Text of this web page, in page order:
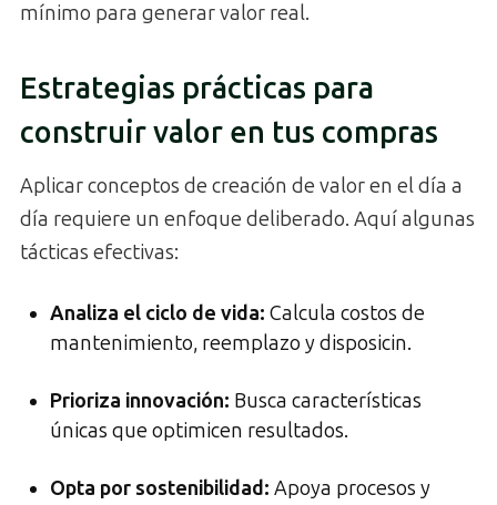
mínimo para generar valor real.
Estrategias prácticas para
construir valor en tus compras
Aplicar conceptos de creación de valor en el día a
día requiere un enfoque deliberado. Aquí algunas
tácticas efectivas:
Analiza el ciclo de vida: Calcula costos de
mantenimiento, reemplazo y disposicin.
Prioriza innovación: Busca características
únicas que optimicen resultados.
Opta por sostenibilidad: Apoya procesos y